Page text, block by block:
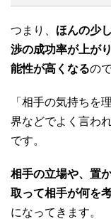
つまり、 ほんの少
渉の成功率が上が
能性が高くなるの
「相手の気持ちを
界などでよく言わ
です。
相手の立場や、置
取って相手が何を
になってきます。